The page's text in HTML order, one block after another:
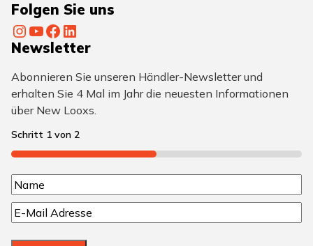
Folgen Sie uns
InstagramYouTube Facebook LinkedIn
Newsletter
Abonnieren Sie unseren Händler-Newsletter und
erhalten Sie 4 Mal im Jahr die neuesten Informationen
über New Looxs.
Schritt 1 von 2
50%
N
a
m
N
a
m
E
-